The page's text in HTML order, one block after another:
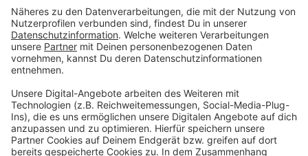
bedauert allerdings, dass es keinen guten Austausch
zwischen der Stadt Bonn und den Stadtwerken
gegeben habe. Die SWB hatten das sogenannte
Compliance-Verfahren ja eingeleitet. Sie lassen die
Vorgänge derzeit noch von Anwälten untersuchen. Das
Rechnungsprüfungsamt schreibt abschließend, man
hoffe, dass Stadt und Stadtwerke ihre Konflikte
überwinden und in Zukunft wieder konstruktiv
zusammenarbeiten können.